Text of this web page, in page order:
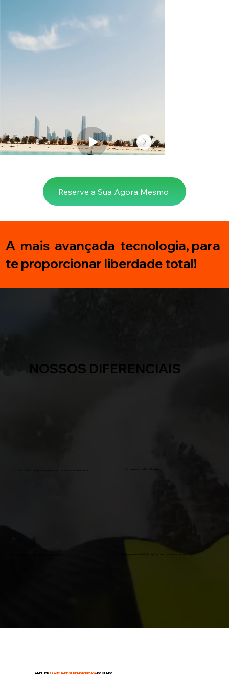
A MELHORPRANCHA DE SURF MOTORIZADADO MUNDO
Reserve a Sua Agora Mesmo
A mais avançada tecnologia, para
te proporcionar liberdade total!
NOSSOS DIFERENCIAIS
12 anos de experiência no mercado nacional e internacional Entregamos no Brasil inteiro
Caso queira desistir do equipamento, oferecemos recompra